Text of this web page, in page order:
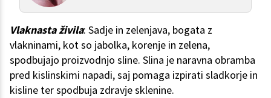
Vlaknasta živila: Sadje in zelenjava, bogata z
vlakninami, kot so jabolka, korenje in zelena,
spodbujajo proizvodnjo sline. Slina je naravna obramba
pred kislinskimi napadi, saj pomaga izpirati sladkorje in
kisline ter spodbuja zdravje sklenine.